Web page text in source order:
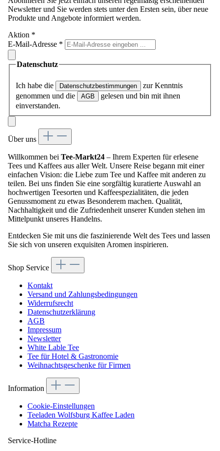
Newsletter und Sie werden stets unter den Ersten sein, über neue
Produkte und Angebote informiert werden.
Aktion *
E-Mail-Adresse *
Datenschutz
Ich habe die Datenschutzbestimmungen
zur Kenntnis
genommen und die
AGB
gelesen und bin mit ihnen
einverstanden.
Über uns
Willkommen bei Tee-Markt24 – Ihrem Experten für erlesene
Tees und Kaffees aus aller Welt. Unsere Reise begann mit einer
einfachen Vision: die Liebe zum Tee und Kaffee mit anderen zu
teilen. Bei uns finden Sie eine sorgfältig kuratierte Auswahl an
hochwertigen Teesorten und Kaffeespezialitäten, die jeden
Genussmoment zu etwas Besonderem machen. Qualität,
Nachhaltigkeit und die Zufriedenheit unserer Kunden stehen im
Mittelpunkt unseres Handelns.
Entdecken Sie mit uns die faszinierende Welt des Tees und lassen
Sie sich von unseren exquisiten Aromen inspirieren.
Shop Service
Kontakt
Versand und Zahlungsbedingungen
Widerrufsrecht
Datenschutzerklärung
AGB
Impressum
Newsletter
White Lable Tee
Tee für Hotel & Gastronomie
Weihnachtsgeschenke für Firmen
Information
Cookie-Einstellungen
Teeladen Wolfsburg Kaffee Laden
Matcha Rezepte
Service-Hotline